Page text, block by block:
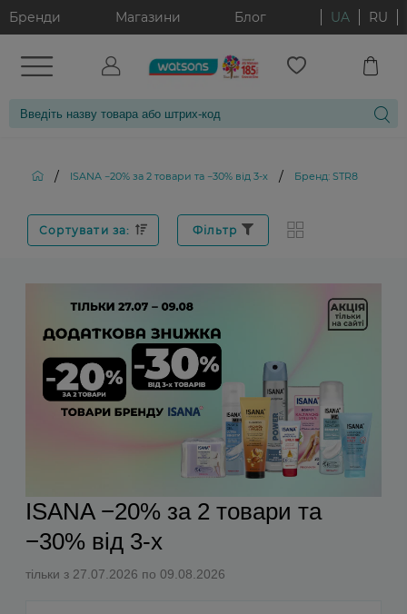
Бренди Магазини Блог UA RU
/ ISANA −20% за 2 товари та −30% від 3-х / Бренд: STR8
Сортувати за: Фільтр
ISANA −20% за 2 товари та
−30% від 3-х
тільки з 27.07.2026 по 09.08.2026